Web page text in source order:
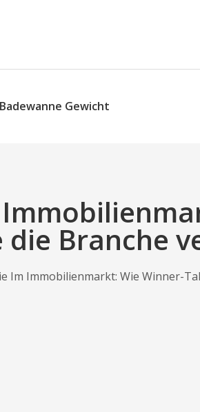
Badewanne Gewicht
die Branche
Im Immobilienmarkt: Wie Winner-